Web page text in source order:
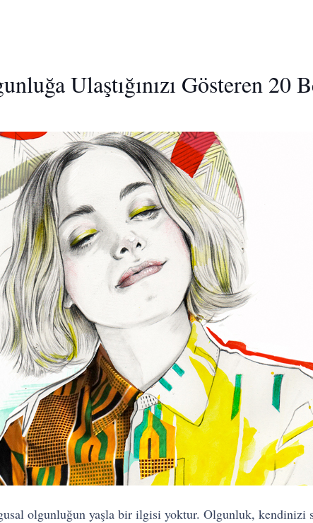
Ulaştığınızı Gösteren 20
olgunluğun yaşla bir ilgisi yoktur. Olgunluk, kendinizi